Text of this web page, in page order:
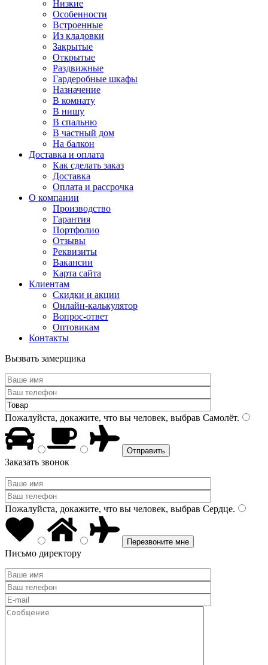
Низкие
Особенности
Встроенные
Из кладовки
Закрытые
Открытые
Раздвижные
Гардеробные шкафы
Назначение
В комнату
В нишу
В спальню
В частный дом
На балкон
Доставка и оплата
Как сделать заказ
Доставка
Оплата и рассрочка
О компании
Производство
Гарантия
Портфолио
Отзывы
Реквизиты
Вакансии
Карта сайта
Клиентам
Скидки и акции
Онлайн-калькулятор
Вопрос-ответ
Оптовикам
Контакты
Вызвать замерщика
Пожалуйста, докажите, что вы человек, выбрав Самолёт.
Заказать звонок
Пожалуйста, докажите, что вы человек, выбрав Сердце.
Письмо директору